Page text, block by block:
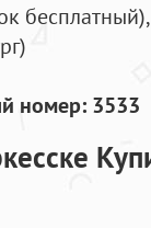
бесплатный),
номер: 3533